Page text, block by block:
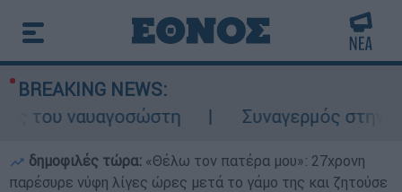
BREAKING NEWS:
του ναυαγοσώστη
Συναγερμός στην
δημοφιλές τώρα: «Θέλω τον πατέρα μου»: 27χρονη
παρέσυρε νύφη λίγες ώρες μετά το γάμο της και ζητούσε